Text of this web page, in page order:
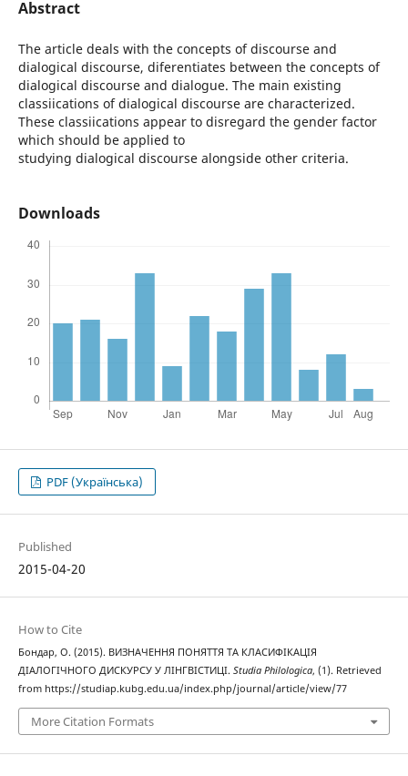
Abstract
The article deals with the concepts of discourse and
dialogical discourse, diferentiates between the concepts of
dialogical discourse and dialogue. The main existing
classiications of dialogical discourse are characterized.
These classiications appear to disregard the gender factor
which should be applied to
studying dialogical discourse alongside other criteria.
Downloads
PDF (Українська)
Published
2015-04-20
How to Cite
Бондар, О. (2015). ВИЗНАЧЕННЯ ПОНЯТТЯ ТА КЛАСИФІКАЦІЯ
ДІАЛОГІЧНОГО ДИСКУРСУ У ЛІНГВІСТИЦІ. Studia Philologica, (1). Retrieved
from https://studiap.kubg.edu.ua/index.php/journal/article/view/77
More Citation Formats